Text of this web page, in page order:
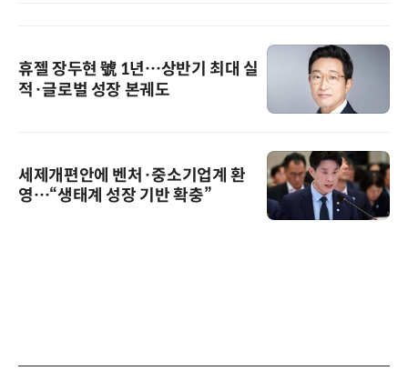
휴젤 장두현 號 1년…상반기 최대 실
적·글로벌 성장 본궤도
세제개편안에 벤처·중소기업계 환
영…“생태계 성장 기반 확충”